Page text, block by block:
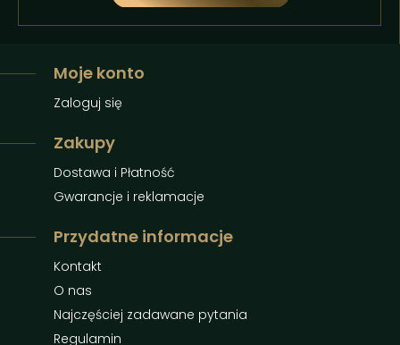
Moje konto
Zaloguj się
Zakupy
Dostawa i Płatność
Gwarancje i reklamacje
Przydatne informacje
Kontakt
O nas
Najczęściej zadawane pytania
Regulamin